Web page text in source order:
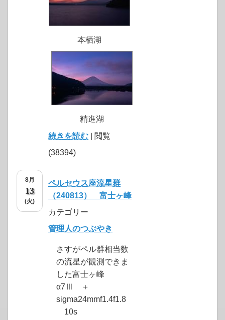
本栖湖
精進湖
続きを読む | 閲覧
(38394)
8月
13
(火)
ペルセウス座流星群
（240813） 富士ヶ峰
カテゴリー
管理人のつぶやき
さすがペル群相当数
の流星が観測できま
した富士ヶ峰
α7Ⅲ ＋
sigma24mmf1.4f1.8
10s